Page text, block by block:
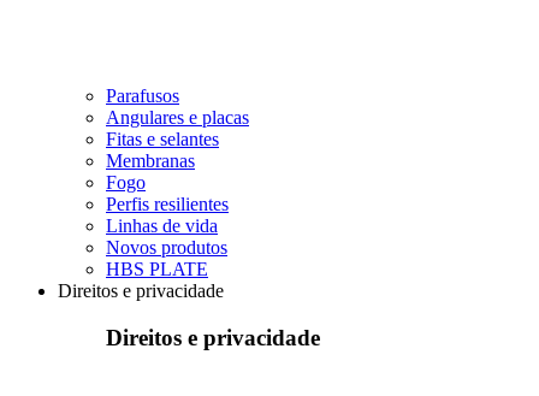
Parafusos
Angulares e placas
Fitas e selantes
Membranas
Fogo
Perfis resilientes
Linhas de vida
Novos produtos
HBS PLATE
Direitos e privacidade
Direitos e privacidade